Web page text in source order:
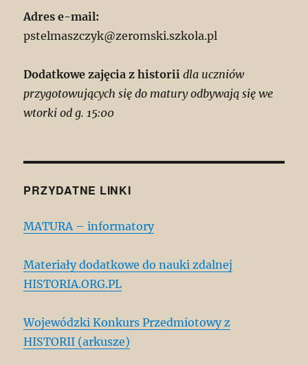
Adres e-mail:
pstelmaszczyk@zeromski.szkola.pl
Dodatkowe zajęcia z historii dla uczniów
przygotowujących się do matury odbywają się we
wtorki od g. 15:00
PRZYDATNE LINKI
MATURA – informatory
Materiały dodatkowe do nauki zdalnej
HISTORIA.ORG.PL
Wojewódzki Konkurs Przedmiotowy z
HISTORII (arkusze)